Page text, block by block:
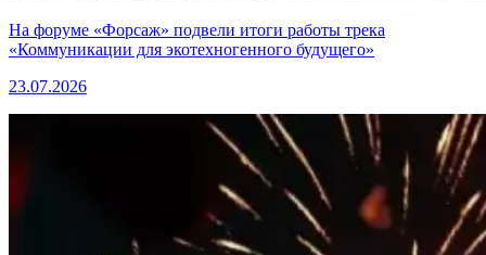
На форуме «Форсаж» подвели итоги работы трека
«Коммуникации для экотехногенного будущего»
23.07.2026